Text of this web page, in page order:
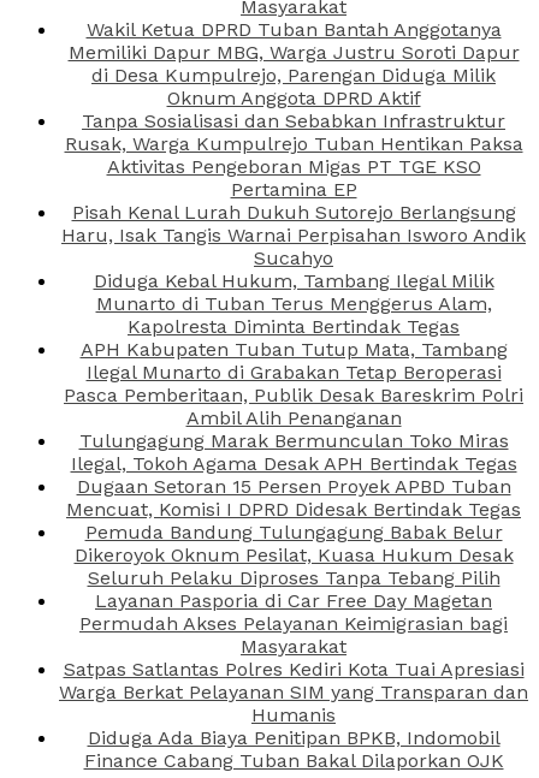
Masyarakat
Wakil Ketua DPRD Tuban Bantah Anggotanya
Memiliki Dapur MBG, Warga Justru Soroti Dapur
di Desa Kumpulrejo, Parengan Diduga Milik
Oknum Anggota DPRD Aktif
Tanpa Sosialisasi dan Sebabkan Infrastruktur
Rusak, Warga Kumpulrejo Tuban Hentikan Paksa
Aktivitas Pengeboran Migas PT TGE KSO
Pertamina EP
Pisah Kenal Lurah Dukuh Sutorejo Berlangsung
Haru, Isak Tangis Warnai Perpisahan Isworo Andik
Sucahyo
Diduga Kebal Hukum, Tambang Ilegal Milik
Munarto di Tuban Terus Menggerus Alam,
Kapolresta Diminta Bertindak Tegas
APH Kabupaten Tuban Tutup Mata, Tambang
Ilegal Munarto di Grabakan Tetap Beroperasi
Pasca Pemberitaan, Publik Desak Bareskrim Polri
Ambil Alih Penanganan
Tulungagung Marak Bermunculan Toko Miras
Ilegal, Tokoh Agama Desak APH Bertindak Tegas
Dugaan Setoran 15 Persen Proyek APBD Tuban
Mencuat, Komisi I DPRD Didesak Bertindak Tegas
Pemuda Bandung Tulungagung Babak Belur
Dikeroyok Oknum Pesilat, Kuasa Hukum Desak
Seluruh Pelaku Diproses Tanpa Tebang Pilih
Layanan Pasporia di Car Free Day Magetan
Permudah Akses Pelayanan Keimigrasian bagi
Masyarakat
Satpas Satlantas Polres Kediri Kota Tuai Apresiasi
Warga Berkat Pelayanan SIM yang Transparan dan
Humanis
Diduga Ada Biaya Penitipan BPKB, Indomobil
Finance Cabang Tuban Bakal Dilaporkan OJK